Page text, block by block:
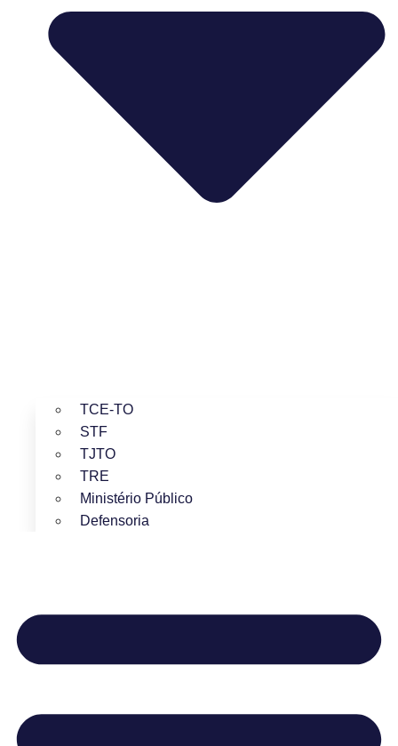
TCE-TO
STF
TJTO
TRE
Ministério Público
Defensoria